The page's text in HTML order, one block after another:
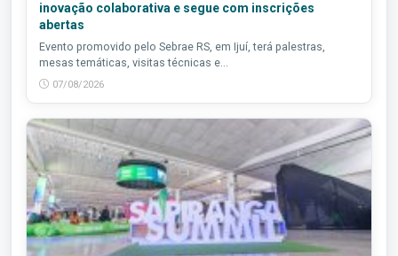
inovação colaborativa e segue com inscrições
abertas
Evento promovido pelo Sebrae RS, em Ijuí, terá palestras,
mesas temáticas, visitas técnicas e...
07/08/2026